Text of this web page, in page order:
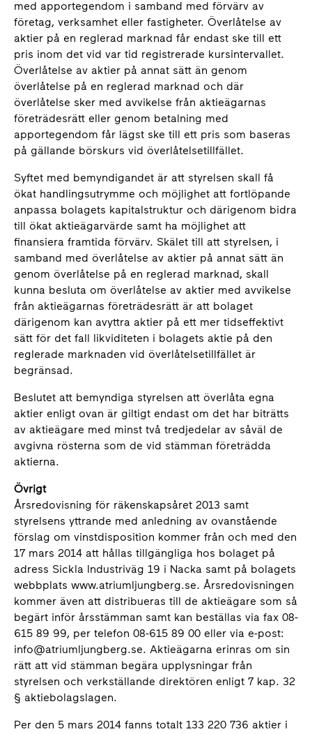
med apportegendom i samband med förvärv av
företag, verksamhet eller fastigheter. Överlåtelse av
aktier på en reglerad marknad får endast ske till ett
pris inom det vid var tid registrerade kursintervallet.
Överlåtelse av aktier på annat sätt än genom
överlåtelse på en reglerad marknad och där
överlåtelse sker med avvikelse från aktieägarnas
företrädesrätt eller genom betalning med
apportegendom får lägst ske till ett pris som baseras
på gällande börskurs vid överlåtelsetillfället.
Syftet med bemyndigandet är att styrelsen skall få
ökat handlingsutrymme och möjlighet att fortlöpande
anpassa bolagets kapitalstruktur och därigenom bidra
till ökat aktieägarvärde samt ha möjlighet att
finansiera framtida förvärv. Skälet till att styrelsen, i
samband med överlåtelse av aktier på annat sätt än
genom överlåtelse på en reglerad marknad, skall
kunna besluta om överlåtelse av aktier med avvikelse
från aktieägarnas företrädesrätt är att bolaget
därigenom kan avyttra aktier på ett mer tidseffektivt
sätt för det fall likviditeten i bolagets aktie på den
reglerade marknaden vid överlåtelsetillfället är
begränsad.
Beslutet att bemyndiga styrelsen att överlåta egna
aktier enligt ovan är giltigt endast om det har biträtts
av aktieägare med minst två tredjedelar av såväl de
avgivna rösterna som de vid stämman företrädda
aktierna.
Övrigt
Årsredovisning för räkenskapsåret 2013 samt
styrelsens yttrande med anledning av ovanstående
förslag om vinstdisposition kommer från och med den
17 mars 2014 att hållas tillgängliga hos bolaget på
adress Sickla Industriväg 19 i Nacka samt på bolagets
webbplats www.atriumljungberg.se. Årsredovisningen
kommer även att distribueras till de aktieägare som så
begärt inför årsstämman samt kan beställas via fax 08-
615 89 99, per telefon 08-615 89 00 eller via e-post:
info@atriumljungberg.se. Aktieägarna erinras om sin
rätt att vid stämman begära upplysningar från
styrelsen och verkställande direktören enligt 7 kap. 32
§ aktiebolagslagen.
Per den 5 mars 2014 fanns totalt 133 220 736 aktier i